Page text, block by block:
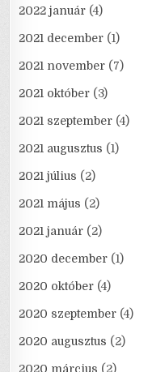
2022 január (4)
2021 december (1)
2021 november (7)
2021 október (3)
2021 szeptember (4)
2021 augusztus (1)
2021 július (2)
2021 május (2)
2021 január (2)
2020 december (1)
2020 október (4)
2020 szeptember (4)
2020 augusztus (2)
2020 március (2)